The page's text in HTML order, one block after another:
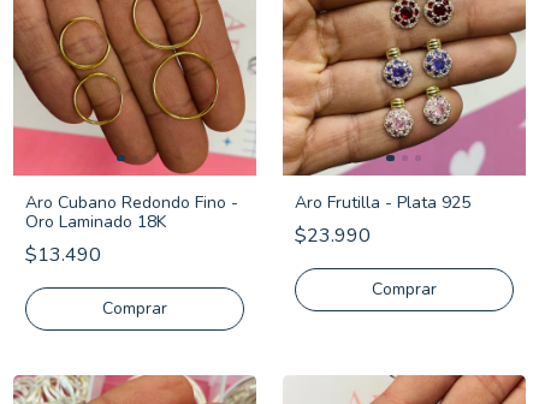
Aro Cubano Redondo Fino -
Oro Laminado 18K
$13.490
Comprar
Aro Frutilla - Plata 925
$23.990
Comprar